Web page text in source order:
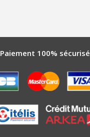
Paiement 100% sécurisé